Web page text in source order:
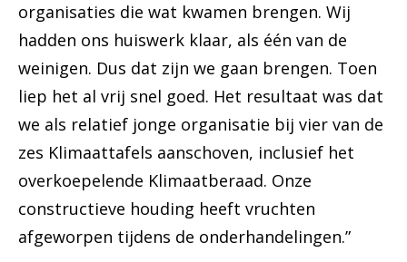
organisaties die wat kwamen brengen. Wij
hadden ons huiswerk klaar, als één van de
weinigen. Dus dat zijn we gaan brengen. Toen
liep het al vrij snel goed. Het resultaat was dat
we als relatief jonge organisatie bij vier van de
zes Klimaattafels aanschoven, inclusief het
overkoepelende Klimaatberaad. Onze
constructieve houding heeft vruchten
afgeworpen tijdens de onderhandelingen.”